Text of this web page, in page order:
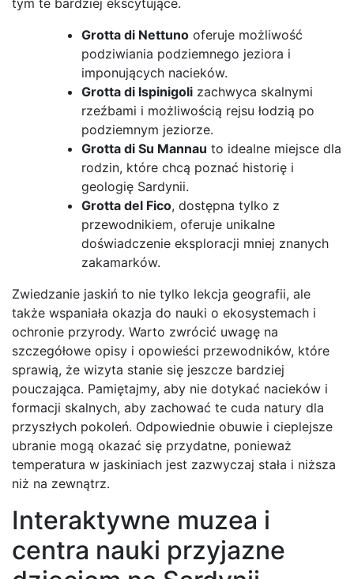
Grotta di Nettuno oferuje możliwość
podziwiania podziemnego jeziora i
imponujących nacieków.
Grotta di Ispinigoli zachwyca skalnymi
rzeźbami i możliwością rejsu łodzią po
podziemnym jeziorze.
Grotta di Su Mannau to idealne miejsce dla
rodzin, które chcą poznać historię i
geologię Sardynii.
Grotta del Fico, dostępna tylko z
przewodnikiem, oferuje unikalne
doświadczenie eksploracji mniej znanych
zakamarków.
Zwiedzanie jaskiń to nie tylko lekcja geografii, ale
także wspaniała okazja do nauki o ekosystemach i
ochronie przyrody. Warto zwrócić uwagę na
szczegółowe opisy i opowieści przewodników, które
sprawią, że wizyta stanie się jeszcze bardziej
pouczająca. Pamiętajmy, aby nie dotykać nacieków i
formacji skalnych, aby zachować te cuda natury dla
przyszłych pokoleń. Odpowiednie obuwie i cieplejsze
ubranie mogą okazać się przydatne, ponieważ
temperatura w jaskiniach jest zazwyczaj stała i niższa
niż na zewnątrz.
Interaktywne muzea i
centra nauki przyjazne